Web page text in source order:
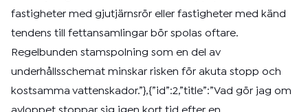
fastigheter med gjutjärnsrör eller fastigheter med känd
tendens till fettansamlingar bör spolas oftare.
Regelbunden stamspolning som en del av
underhållsschemat minskar risken för akuta stopp och
kostsamma vattenskador.”},{”id”:2,”title”:”Vad gör jag om